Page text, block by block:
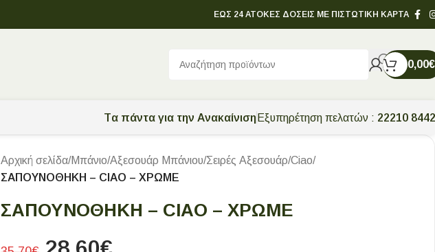
ΕΩΣ 24 ΑΤΟΚΕΣ ΔΟΣΕΙΣ ΜΕ ΠΙΣΤΩΤΙΚΗ ΚΑΡΤΑ
0,00€
Tα πάντα για την Ανακαίνιση Εξυπηρέτηση πελατών : 22210
Αρχική σελίδα/Μπάνιο/Αξεσουάρ Μπάνιου/Σειρές Αξεσουάρ/Ciao/
ΣΑΠΟΥΝΟΘΗΚΗ – CIAO – ΧΡΩΜΕ
ΣΑΠΟΥΝΟΘΗΚΗ – CIAO – ΧΡΩΜΕ